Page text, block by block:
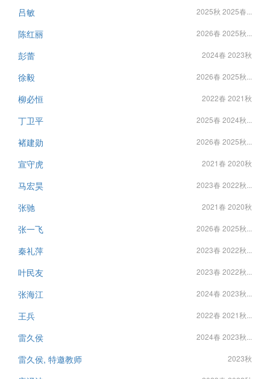
吕敏 2025秋 2025春...
陈红丽 2026春 2025秋...
彭蕾 2024春 2023秋
徐毅 2026春 2025秋...
柳必恒 2022春 2021秋
丁卫平 2025春 2024秋...
褚建勋 2026春 2025秋...
宣守虎 2021春 2020秋
马宏昊 2023春 2022秋...
张驰 2021春 2020秋
张一飞 2026春 2025秋...
秦礼萍 2023春 2022秋...
叶民友 2023春 2022秋...
张海江 2024春 2023秋...
王兵 2022春 2021秋...
雷久侯 2024春 2023秋...
雷久侯, 特邀教师 2023秋